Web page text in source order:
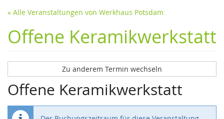
« Alle Veranstaltungen von Werkhaus Potsdam
Offene Keramikwerkstatt
Zu anderem Termin wechseln
Offene Keramikwerkstatt